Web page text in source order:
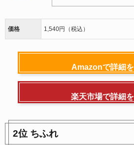
価格 1,540円（税込）
Amazonで詳細
楽天市場で詳細
2位 ちふれ